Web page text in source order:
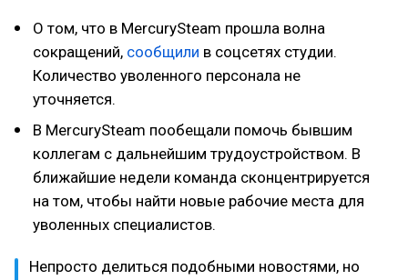
О том, что в MercurySteam прошла волна
сокращений, сообщили в соцсетях студии.
Количество уволенного персонала не
уточняется.
В MercurySteam пообещали помочь бывшим
коллегам с дальнейшим трудоустройством. В
ближайшие недели команда сконцентрируется
на том, чтобы найти новые рабочие места для
уволенных специалистов.
Непросто делиться подобными новостями, но